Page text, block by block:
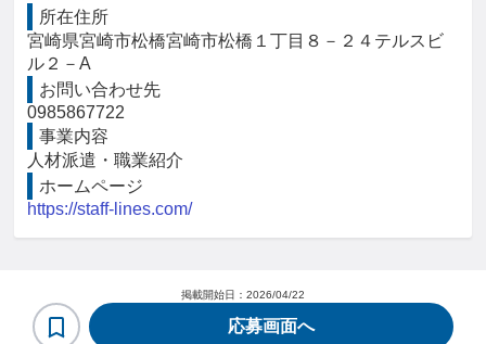
所在住所
宮崎県宮崎市松橋宮崎市松橋１丁目８－２４テルスビ
ル２－A
お問い合わせ先
0985867722
事業内容
人材派遣・職業紹介
ホームページ
https://staff-lines.com/
掲載開始日： 2026/04/22
応募画面へ